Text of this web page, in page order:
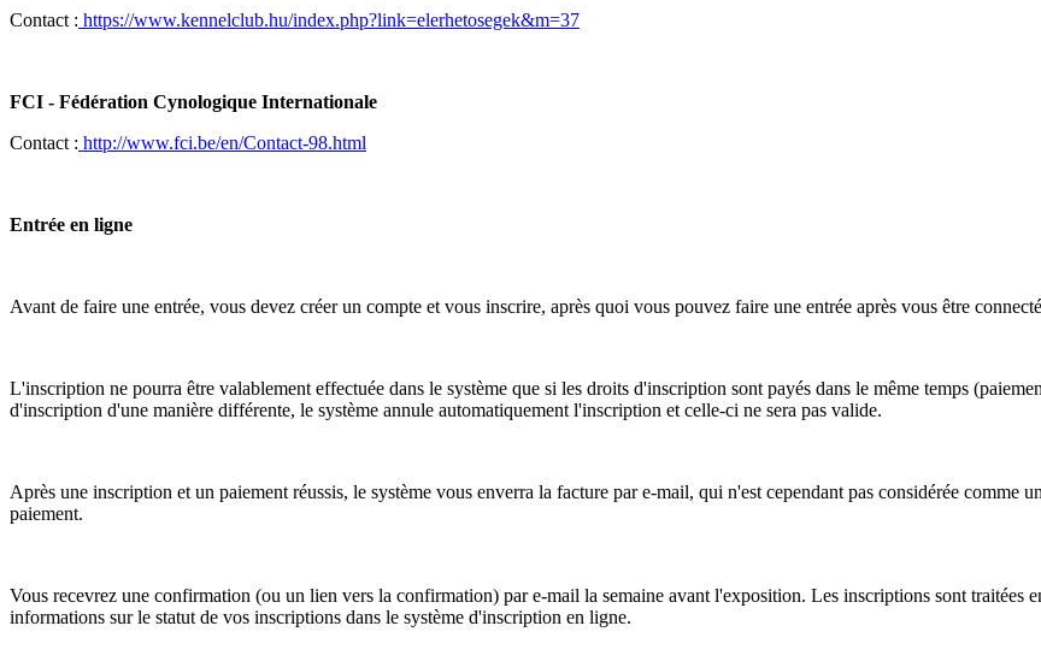
Contact : https://www.kennelclub.hu/index.php?link=elerhetosegek&m=37
FCI - Fédération Cynologique Internationale
Contact : http://www.fci.be/en/Contact-98.html
Entrée en ligne
Avant de faire une entrée, vous devez créer un compte et vous inscrire, après quoi vous pouvez faire une entrée après vous être
L'inscription ne pourra être valablement effectuée dans le système que si les droits d'inscription sont payés dans le même temps
d'inscription d'une manière différente, le système annule automatiquement l'inscription et celle-ci ne sera pas valide.
Après une inscription et un paiement réussis, le système vous enverra la facture par e-mail, qui n'est cependant pas considérée comme
paiement.
Vous recevrez une confirmation (ou un lien vers la confirmation) par e-mail la semaine avant l'exposition. Les inscriptions sont traitées
informations sur le statut de vos inscriptions dans le système d'inscription en ligne.